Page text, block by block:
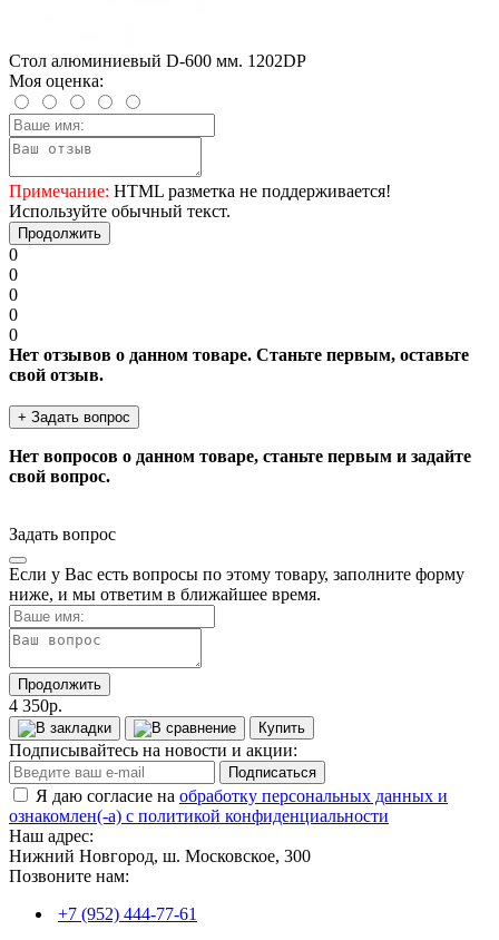
Стол алюминиевый D-600 мм. 1202DP
Моя оценка:
Примечание: HTML разметка не поддерживается!
Используйте обычный текст.
Продолжить
0
0
0
0
0
Нет отзывов о данном товаре. Станьте первым, оставьте
свой отзыв.
+ Задать вопрос
Нет вопросов о данном товаре, станьте первым и задайте
свой вопрос.
Задать вопрос
Если у Вас есть вопросы по этому товару, заполните форму
ниже, и мы ответим в ближайшее время.
Продолжить
4 350р.
Купить
Подписывайтесь на новости и акции:
Подписаться
Я даю согласие на обработку персональных данных и
ознакомлен(-а) с политикой конфиденциальности
Наш адрес:
Нижний Новгород, ш. Московское, 300
Позвоните нам:
+7 (952) 444-77-61